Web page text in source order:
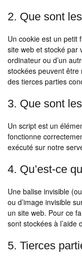
2. Que sont
Un cookie est un petit
site web et stocké par
ordinateur ou d’un
stockées peuvent
des tierces parties
3. Que sont
Un script est un
fonctionne
exécuté sur notre
4. Qu’est-ce
Une balise invisible
ou d’image invisible
un site web. Pour ce
sont stockées à l’aide
5. Tierces